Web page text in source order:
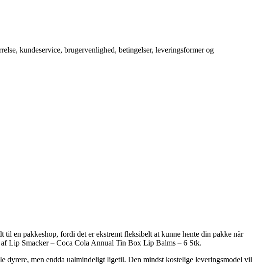
kundeservice, brugervenlighed, betingelser, leveringsformer og
en pakkeshop, fordi det er ekstremt fleksibelt at kunne hente din pakke når
Lip Smacker – Coca Cola Annual Tin Box Lip Balms – 6 Stk.
dyrere, men endda ualmindeligt ligetil. Den mindst kostelige leveringsmodel vil